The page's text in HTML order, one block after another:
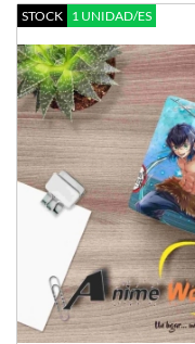
STOCK 1 UNIDAD/ES